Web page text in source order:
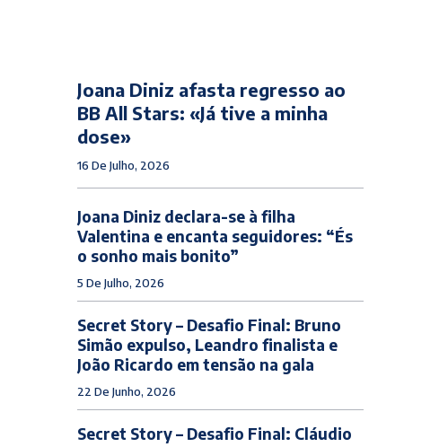
Joana Diniz afasta regresso ao
BB All Stars: «Já tive a minha
dose»
16 De Julho, 2026
Joana Diniz declara-se à filha
Valentina e encanta seguidores: “És
o sonho mais bonito”
5 De Julho, 2026
Secret Story – Desafio Final: Bruno
Simão expulso, Leandro finalista e
João Ricardo em tensão na gala
22 De Junho, 2026
Secret Story – Desafio Final: Cláudio